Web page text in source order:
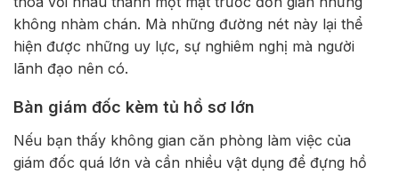
không nhàm chán. Mà những đường nét này lại thể
hiện được những uy lực, sự nghiêm nghị mà người
lãnh đạo nên có.
Bàn giám đốc kèm tủ hồ sơ lớn
Nếu bạn thấy không gian căn phòng làm việc của
giám đốc quá lớn và cần nhiều vật dụng để đựng hồ